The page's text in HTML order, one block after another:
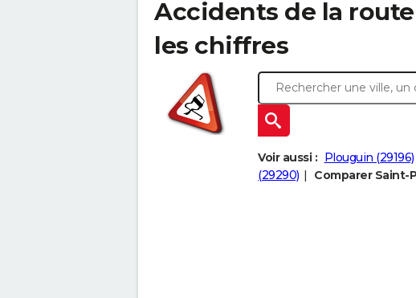
Accidents de la
les chiffres
Voir aussi : Plouguin (29196)
(29290)
Comparer Saint-